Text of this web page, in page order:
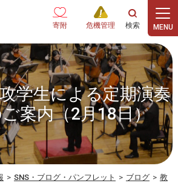
寄附 危機管理
学⽣による定期演奏
案内（2⽉18⽇）
> SNS・ブログ・パンフレット > ブログ > 教